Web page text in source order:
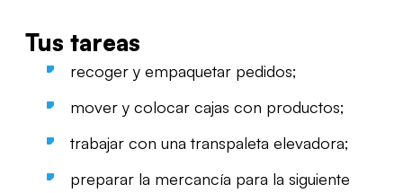
Tus tareas
recoger y empaquetar pedidos;
mover y colocar cajas con productos;
trabajar con una transpaleta elevadora;
preparar la mercancía para la siguiente